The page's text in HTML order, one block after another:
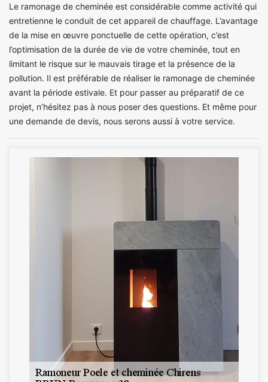
Le ramonage de cheminée est considérable comme activité qui
entretienne le conduit de cet appareil de chauffage. L’avantage
de la mise en œuvre ponctuelle de cette opération, c’est
l’optimisation de la durée de vie de votre cheminée, tout en
limitant le risque sur le mauvais tirage et la présence de la
pollution. Il est préférable de réaliser le ramonage de cheminée
avant la période estivale. Et pour passer au préparatif de ce
projet, n’hésitez pas à nous poser des questions. Et même pour
une demande de devis, nous serons aussi à votre service.